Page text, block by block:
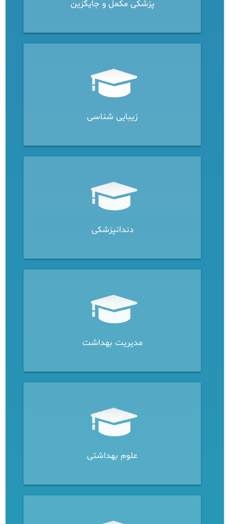
پزشکی مکمل و جایگزین
زیبایی شناسی
دندانپزشکی
مدیریت بهداشت
علوم بهداشتی